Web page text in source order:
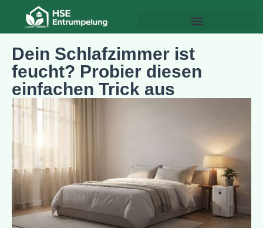
Dein Schlafzimmer ist
feucht? Probier diesen
einfachen Trick aus